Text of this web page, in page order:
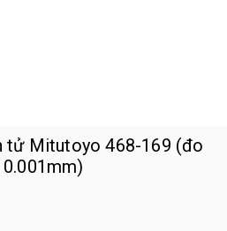
tử Mitutoyo 468-169 (đo